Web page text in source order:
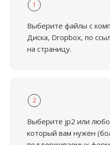
1
Выберите файлы с
Диска, Dropbox, по
на страницу.
2
Выберите jp2 или
который вам нужен